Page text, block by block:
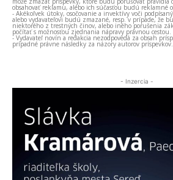
obsahovať reklamu, alebo ich súčasťou budú reklamné
- Akékoľvek útoky, osočovanie a invektívy voči
alebo vydavateľovi budú zmazané, resp. v prípade, že
niektorého z trestných činov, alebo iného porušenia
počítať s možnosťou zjednania nápravy právnou cestou.
- Vydavateľ novín a redakcia nezodpovedá za obsah
prípadné právne následky za názory autorov príspevkov.
- Inzercia -